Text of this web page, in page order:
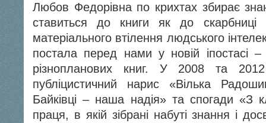
Любов Федорівна по крихтах збирає
ставиться до книги як до
матеріального втілення людського
постала перед нами у новій іпостасі
різнопланових книг. У 2008 та
публіцистичний нарис «Вілька
Байківці – наша надія» та спогади «З
праця, в якій зібрані набуті знання і